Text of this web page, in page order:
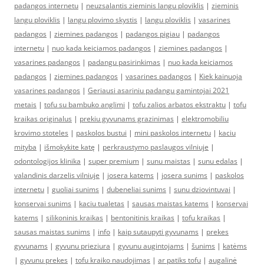
padangos internetu | neuzsalantis zieminis langu ploviklis | zieminis
langu ploviklis | langu plovimo skystis | langu ploviklis | vasarines
padangos | ziemines padangos | padangos pigiau | padangos
internetu | nuo kada keiciamos padangos | ziemines padangos |
vasarines padangos | padangu pasirinkimas | nuo kada keiciamos
padangos | ziemines padangos | vasarines padangos | Kiek kainuoja
vasarines padangos | Geriausi asariniu padangu gamintojai 2021
metais | tofu su bambuko anglimi | tofu zalios arbatos ekstraktu | tofu
kraikas originalus | prekiu gyvunams grazinimas | elektromobiliu
krovimo stoteles | paskolos bustui | mini paskolos internetu | kaciu
mityba | išmokykite katę | perkraustymo paslaugos vilniuje |
odontologijos klinika | super premium | sunu maistas | sunu edalas |
valandinis darzelis vilniuje | josera katems | josera sunims | paskolos
internetu | guoliai sunims | dubeneliai sunims | sunu dziovintuvai |
konservai sunims | kaciu tualetas | sausas maistas katems | konservai
katems | silikoninis kraikas | bentonitinis kraikas | tofu kraikas |
sausas maistas sunims | info | kaip sutaupyti gyvunams | prekes
gyvunams | gyvunu prieziura | gyvunu augintojams | šunims | katėms
| gyvunu prekes | tofu kraiko naudojimas | ar patiks tofu | augalinė